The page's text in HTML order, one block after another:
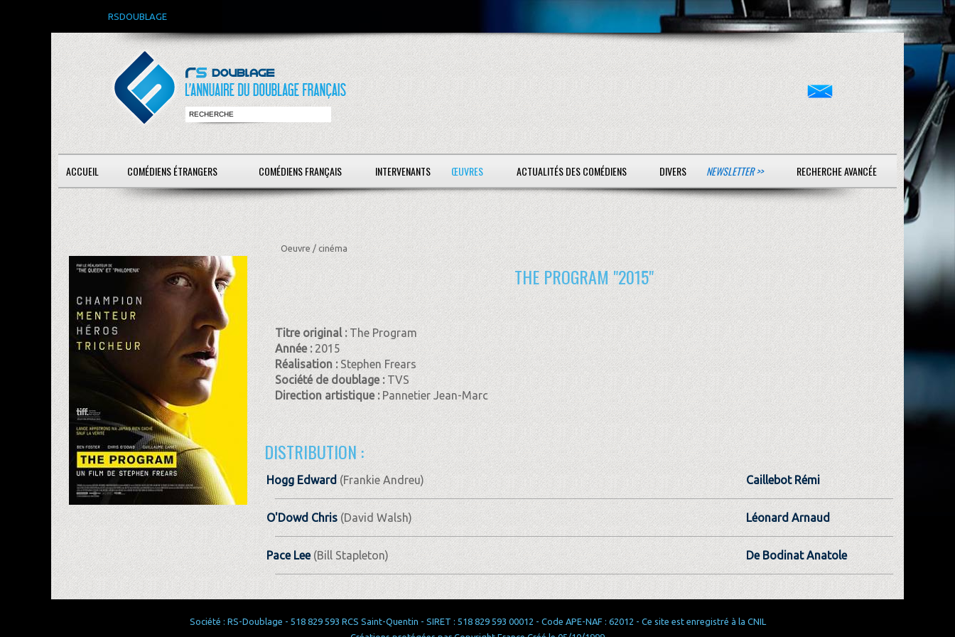
RSDOUBLAGE
ACCUEIL COMÉDIENS ÉTRANGERS COMÉDIENS FRANÇAIS INTERVENANTS ŒUVRES ACTUALITÉS DES COMÉDIENS DIVERS NEWSLETTER >> RECHERCHE AVANCÉE
Oeuvre / cinéma
THE PROGRAM "2015"
Titre original :The Program
Année :2015
Réalisation :Stephen Frears
Société de doublage :TVS
Direction artistique :Pannetier Jean-Marc
DISTRIBUTION :
Hogg Edward (Frankie Andreu) Caillebot Rémi
O'Dowd Chris(David Walsh) Léonard Arnaud
Pace Lee(Bill Stapleton) De Bodinat Anatole
Société : RS-Doublage - 518 829 593 RCS Saint-Quentin - SIRET : 518 829 593 00012 - Code APE-NAF : 62012 - Ce site est enregistré à la CNIL